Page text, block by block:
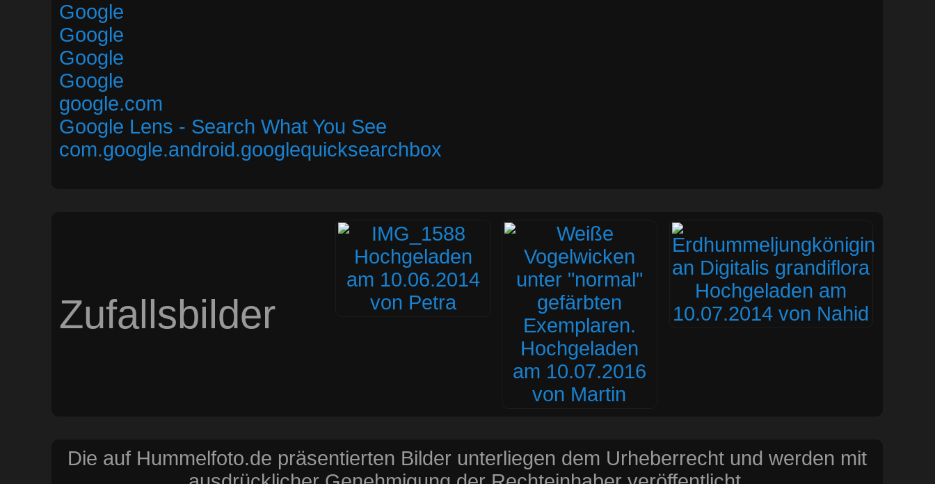
Google
Google
Google
Google
google.com
Google Lens - Search What You See
com.google.android.googlequicksearchbox
Zufallsbilder
Die auf Hummelfoto.de präsentierten Bilder unterliegen dem Urheberrecht und werden mit